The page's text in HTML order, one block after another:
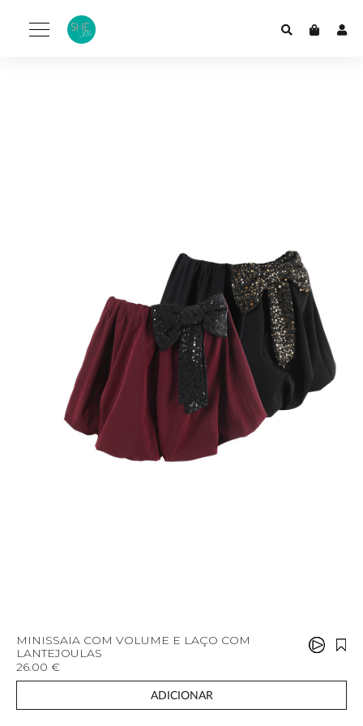
MINISSAIA COM VOLUME E LAÇO COM
LANTEJOULAS
26.00 €
ADICIONAR